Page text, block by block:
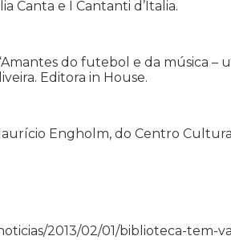
Canta e I Cantanti d’Italia.
do futebol e da música –
Editora in House.
Engholm, do Centro
2013/02/01/biblioteca-tem-